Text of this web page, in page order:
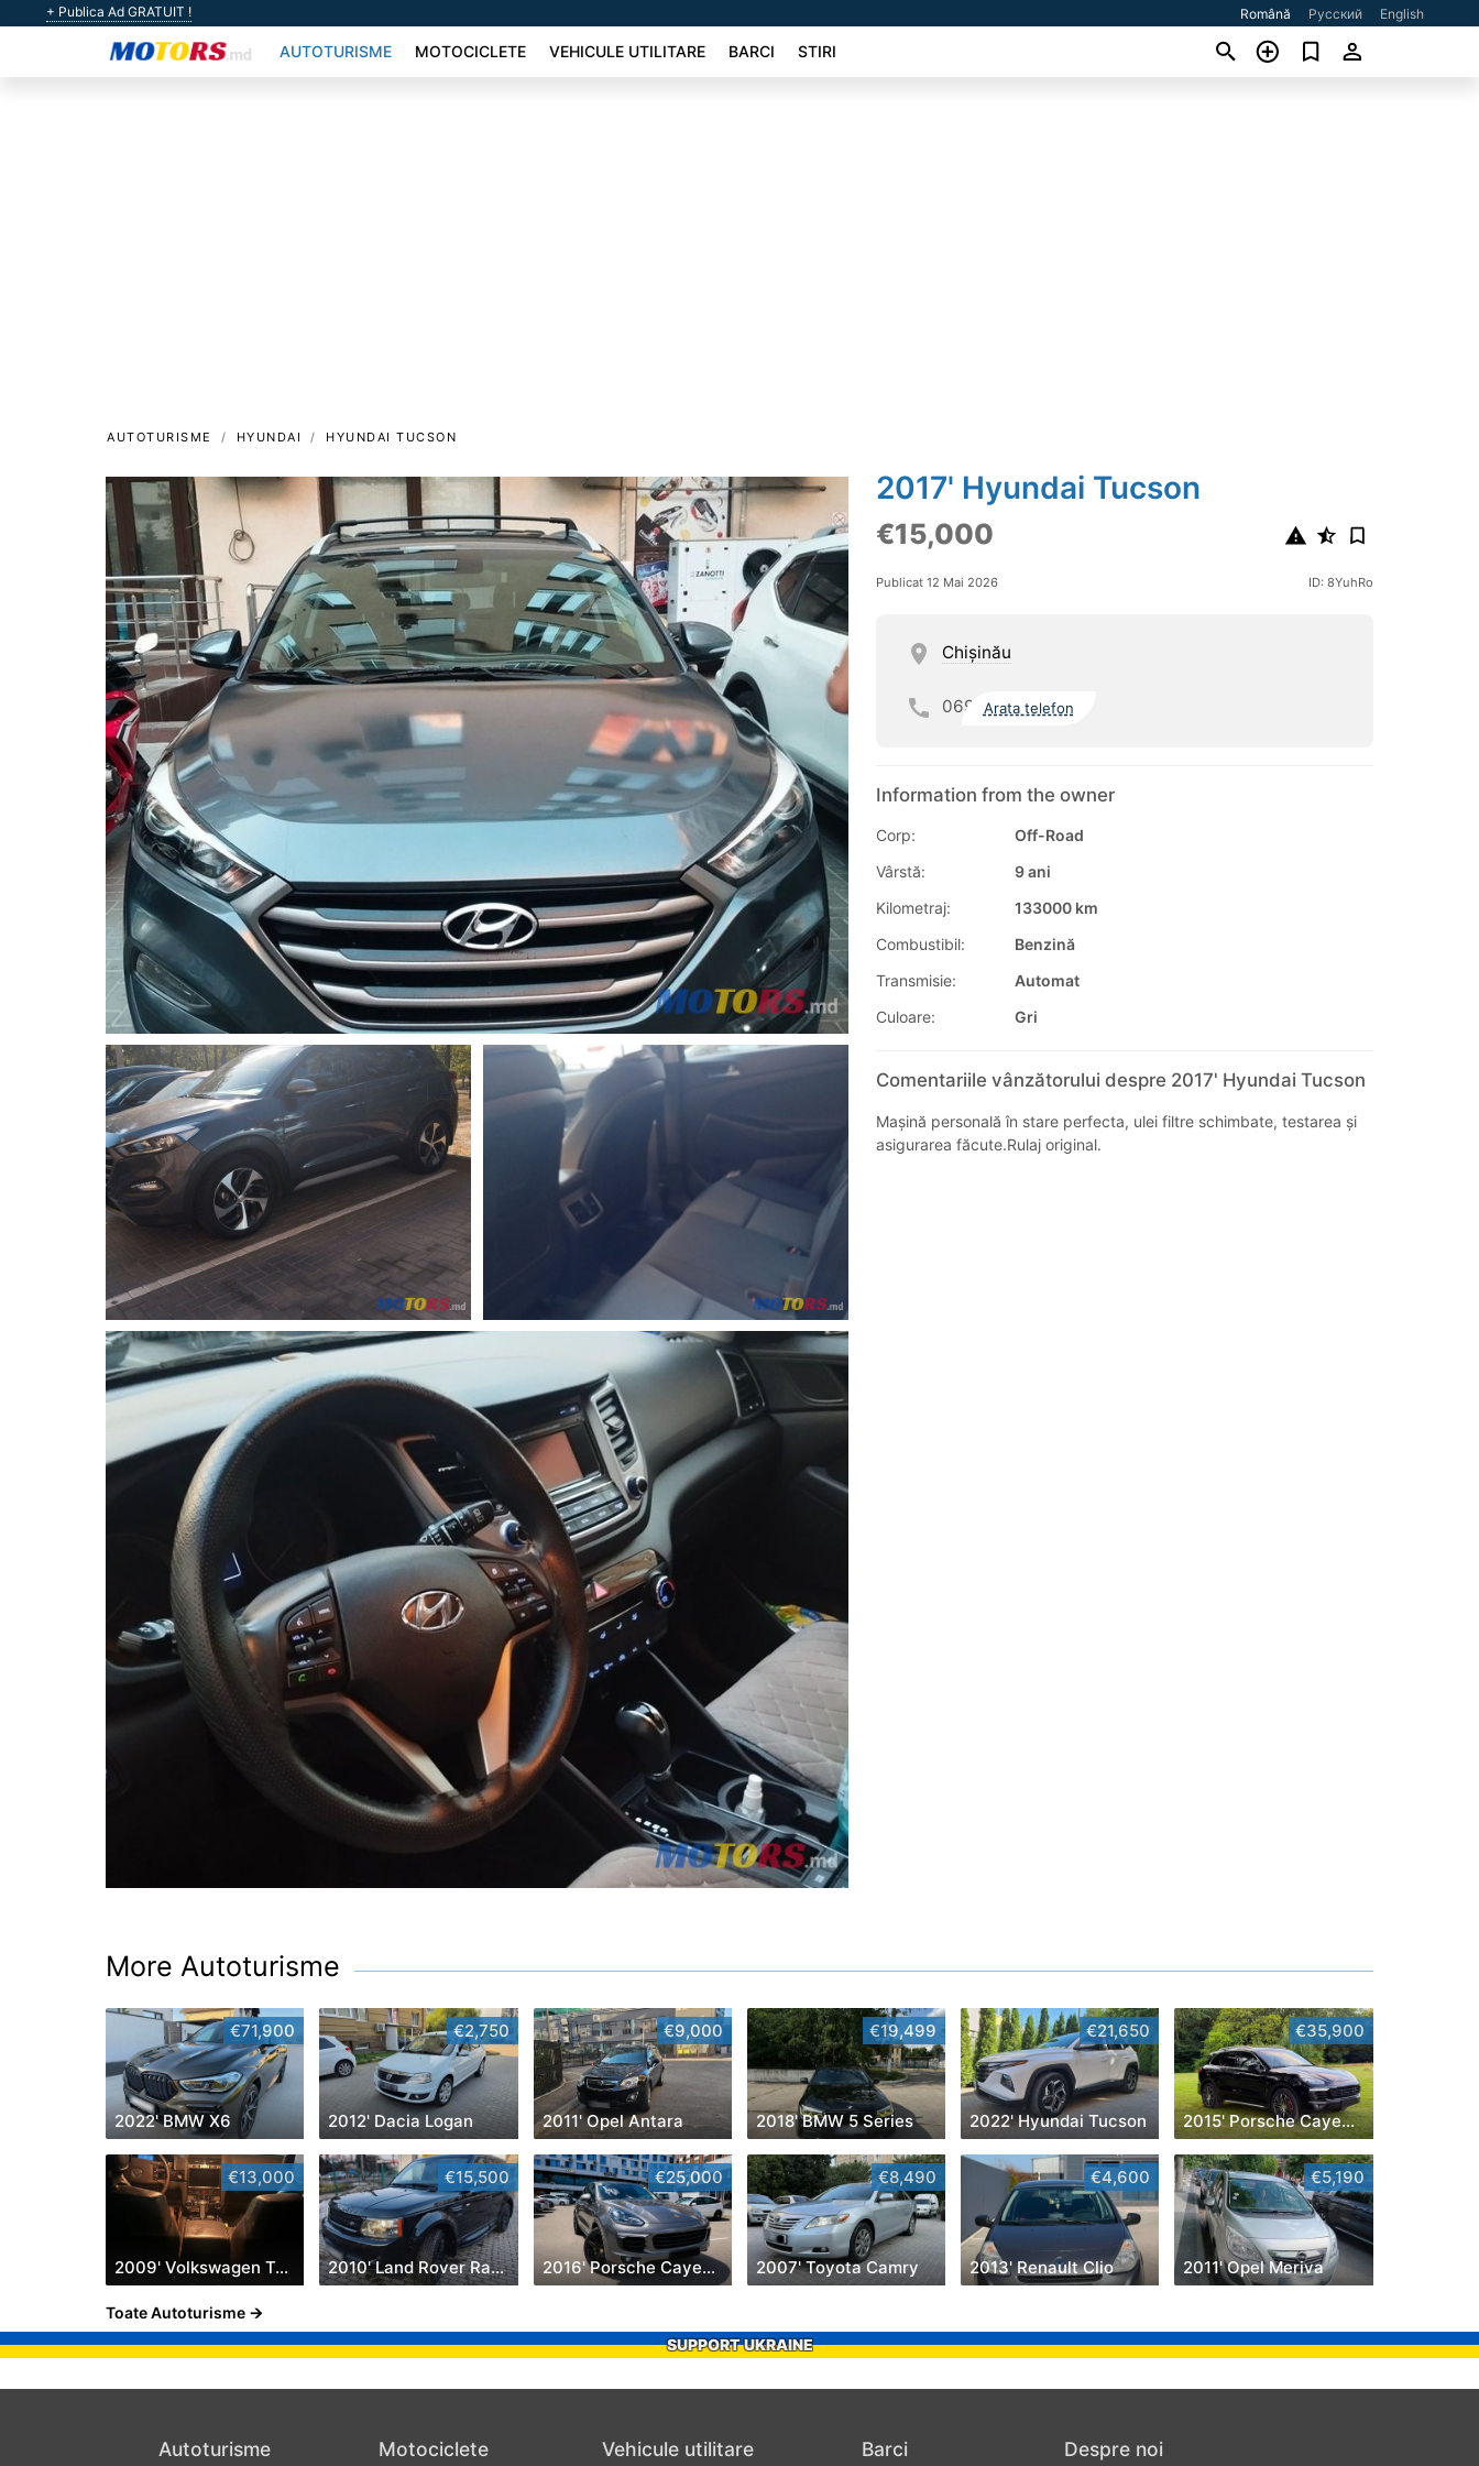
+ Publica Ad GRATUIT ! Română Русский English
AUTOTURISME MOTOCICLETE VEHICULE UTILITARE BARCI STIRI
AUTOTURISME HYUNDAI HYUNDAI TUCSON
2017' Hyundai Tucson
€15,000
Publicat 12 Mai 2026 ID: 8YuhRo
Chişinău
069 Arata telefon
Information from the owner
Corp:
Off-Road
Vârstă:
9 ani
Kilometraj:
133000 km
Combustibil:
Benzină
Transmisie:
Automat
Culoare:
Gri
Comentariile vânzătorului despre 2017' Hyundai Tucson
Mașină personală în stare perfecta, ulei filtre schimbate, testarea și
asigurarea făcute.Rulaj original.
More Autoturisme
€71,900
2022' BMW X6
€2,750
2012' Dacia Logan
€9,000
2011' Opel Antara
€19,499
2018' BMW 5 Series
€21,650
2022' Hyundai Tucson
€35,900
2015' Porsche Cayenne
€13,000
2009' Volkswagen Touareg
€15,500
2010' Land Rover Range Rover Sport
€25,000
2016' Porsche Cayenne
€8,490
2007' Toyota Camry
€4,600
2013' Renault Clio
€5,190
2011' Opel Meriva
Toate Autoturisme
SUPPORT UKRAINE
Autoturisme Motociclete Vehicule utilitare Barci Despre noi